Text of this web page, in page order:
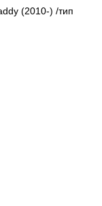
(2010-) /тип